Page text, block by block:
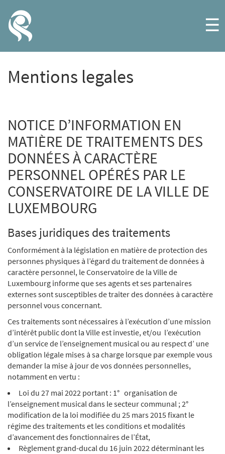
☰
Mentions legales
NOTICE D’INFORMATION EN
MATIÈRE DE TRAITEMENTS DES
DONNÉES À CARACTÈRE
PERSONNEL OPÉRÉS PAR LE
CONSERVATOIRE DE LA VILLE DE
LUXEMBOURG
Bases juridiques des traitements
Conformément à la législation en matière de protection des
personnes physiques à l’égard du traitement de données à
caractère personnel, le Conservatoire de la Ville de
Luxembourg informe que ses agents et ses partenaires
externes sont susceptibles de traiter des données à caractère
personnel vous concernant.
Ces traitements sont nécessaires à l’exécution d’une mission
d’intérêt public dont la Ville est investie, et/ou l’exécution
d’un service de l’enseignement musical ou au respect d’ une
obligation légale mises à sa charge lorsque par exemple vous
demander la mise à jour de vos données personnelles,
notamment en vertu :
Loi du 27 mai 2022 portant : 1° organisation de
l’enseignement musical dans le secteur communal ; 2°
modification de la loi modifiée du 25 mars 2015 fixant le
régime des traitements et les conditions et modalités
d’avancement des fonctionnaires de l’État,
Règlement grand-ducal du 16 juin 2022 déterminant les